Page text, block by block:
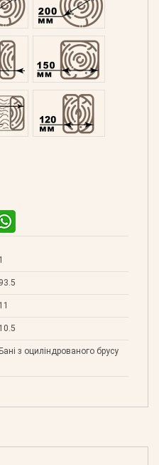
60 Профільований 150
300 Клеєний 120
1
93.5
11
10.5
Бані з оциліндрованого брусу